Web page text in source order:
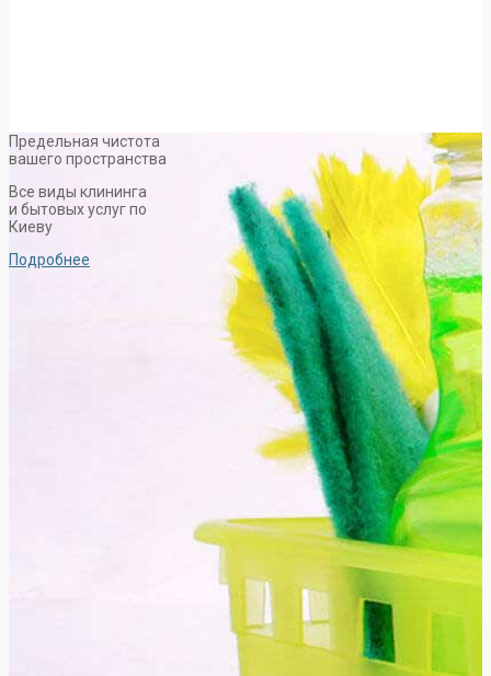
Предельная чистота
вашего пространства
Все виды клининга
и бытовых услуг по
Киеву
Подробнее